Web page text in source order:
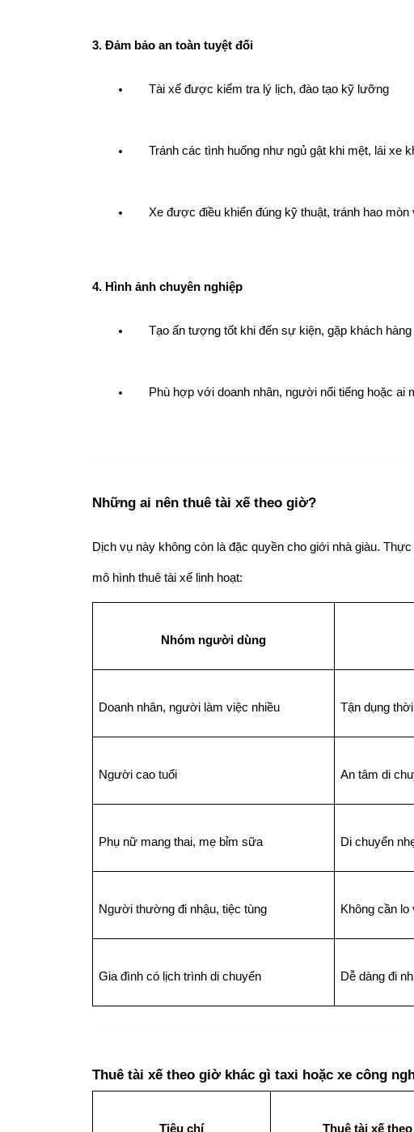
3. Đảm bảo an toàn tuyệt đối
Tài xế được kiểm tra lý lịch, đào tạo kỹ lưỡng
Tránh các tình huống như ngủ gật khi mệt, lái xe
Xe được điều khiển đúng kỹ thuật, tránh hao mòn
4. Hình ảnh chuyên nghiệp
Tạo ấn tượng tốt khi đến sự kiện, gặp khách hàng
Phù hợp với doanh nhân, người nổi tiếng hoặc ai
Những ai nên thuê tài xế theo giờ?
Dịch vụ này không còn là đặc quyền cho giới nhà giàu. Thực
mô hình thuê tài xế linh hoạt:
Nhóm người dùng
Doanh nhân, người làm việc nhiều Tận dụng
Người cao tuổi An tâm di
Phụ nữ mang thai, mẹ bỉm sữa Di chuyển
Người thường đi nhậu, tiệc tùng Không cần lo
Gia đình có lịch trình di chuyển Dễ dàng đi
Thuê tài xế theo giờ khác gì taxi hoặc xe công
Tiêu chí Thuê tài xế